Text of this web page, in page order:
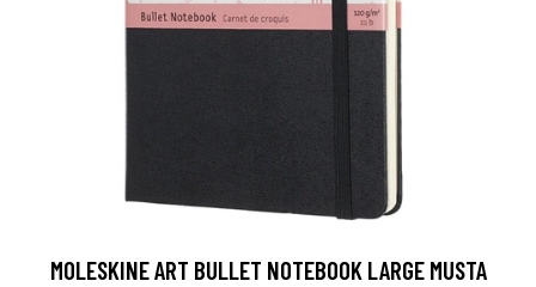
MOLESKINE ART BULLET NOTEBOOK LARGE MUSTA